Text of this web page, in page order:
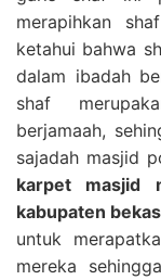
merapihkan
ketahui bahwa
dalam ibadah
shaf
berjamaah,
sajadah masjid
karpet masjid
kabupaten
untuk
mereka